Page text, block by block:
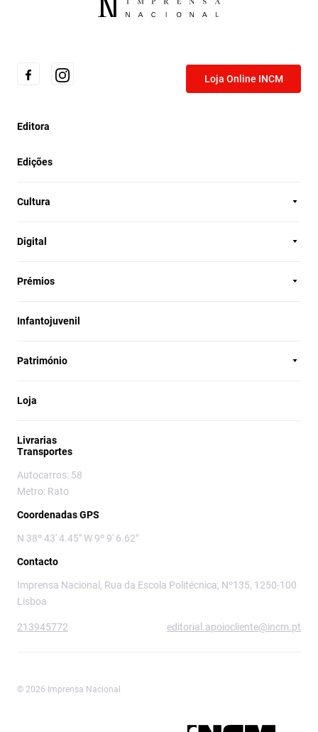
Loja Online INCM
Editora
Edições
Cultura
Digital
Prémios
Infantojuvenil
Património
Loja
Livrarias
Transportes
Autocarros: 58
Metro: Rato
Coordenadas GPS
N 38º 43' 4.45" W 9º 9' 6.62"
Contacto
Imprensa Nacional, Rua da Escola Politécnica, Nº135, 1250-100
Lisboa
213945772 editorial.apoiocliente@incm.pt
© 2026 Imprensa Nacional